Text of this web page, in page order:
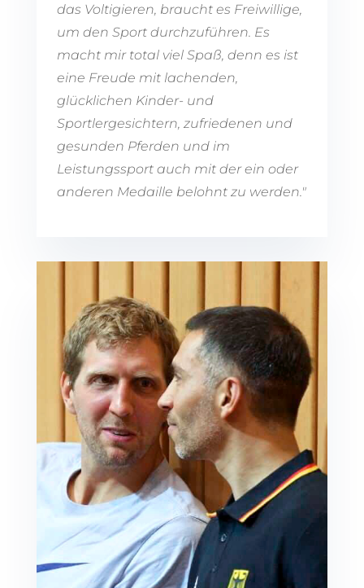
das Voltigieren, braucht es Freiwillige,
um den Sport durchzuführen. Es
macht mir total viel Spaß, denn es ist
eine Freude mit lachenden,
glücklichen Kinder- und
Sportlergesichtern, zufriedenen und
gesunden Pferden und im
Leistungssport auch mit der ein oder
anderen Medaille belohnt zu werden."